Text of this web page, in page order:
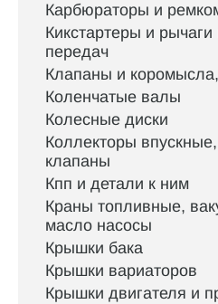
Карбюраторы и
Кикстартеры и
передач
Клапаны и
Коленчатые валы
Колесные диски
Коллекторы
клапаны
Кпп и детали к ним
Краны топливные,
масло насосы
Крышки бака
Крышки вариаторов
Крышки двигателя и